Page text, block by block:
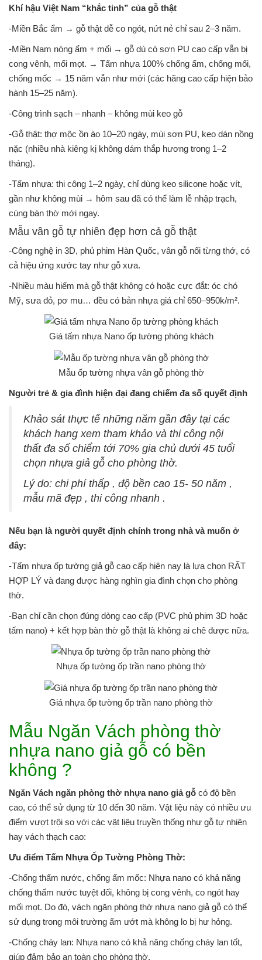
Khí hậu Việt Nam “khắc tinh” của gỗ thật
-Miền Bắc ẩm → gỗ thật dễ co ngót, nứt nẻ chỉ sau 2–3 năm.
-Miền Nam nóng ẩm + mối → gỗ dù có sơn PU cao cấp vẫn bị
cong vênh, mối mọt. → Tấm nhựa 100% chống ẩm, chống mối,
chống mốc → 15 năm vẫn như mới (các hãng cao cấp hiện bảo
hành 15–25 năm).
-Công trình sạch – nhanh – không mùi keo gỗ
-Gỗ thật: thợ mộc ồn ào 10–20 ngày, mùi sơn PU, keo dán nồng
nặc (nhiều nhà kiêng kị không dám thắp hương trong 1–2
tháng).
-Tấm nhựa: thi công 1–2 ngày, chỉ dùng keo silicone hoặc vít,
gần như không mùi → hôm sau đã có thể làm lễ nhập trạch,
cúng bàn thờ mới ngay.
Mẫu vân gỗ tự nhiên đẹp hơn cả gỗ thật
-Công nghệ in 3D, phủ phim Hàn Quốc, vân gỗ nổi từng thớ, có
cả hiệu ứng xước tay như gỗ xưa.
-Nhiều màu hiếm mà gỗ thật không có hoặc cực đắt: óc chó
Mỹ, sưa đỏ, pơ mu… đều có bản nhựa giá chỉ 650–950k/m².
Giá tấm nhựa Nano ốp tường phòng khách
Mẫu ốp tường nhựa vân gỗ phòng thờ
Người trẻ & gia đình hiện đại đang chiếm đa số quyết định
Khảo sát thực tế những năm gần đây tại các
khách hang xem tham khảo và thi công nội
thất đa số chiểm tới 70% gia chủ dưới 45 tuổi
chọn nhựa giả gỗ cho phòng thờ.
Lý do: chi phí thấp , độ bền cao 15- 50 năm ,
mẫu mã đẹp , thi công nhanh .
Nếu bạn là người quyết định chính trong nhà và muốn ở
đây:
-Tấm nhựa ốp tường giả gỗ cao cấp hiện nay là lựa chọn RẤT
HỢP LÝ và đang được hàng nghìn gia đình chọn cho phòng
thờ.
-Bạn chỉ cần chọn đúng dòng cao cấp (PVC phủ phim 3D hoặc
tấm nano) + kết hợp bàn thờ gỗ thật là không ai chê được nữa.
Nhựa ốp tường ốp trần nano phòng thờ
Giá nhựa ốp tường ốp trần nano phòng thờ
Mẫu Ngăn Vách phòng thờ
nhựa nano giả gỗ có bền
không ?
Ngăn Vách ngăn phòng thờ nhựa nano giả gỗ có độ bền
cao, có thể sử dụng từ 10 đến 30 năm. Vật liệu này có nhiều ưu
điểm vượt trội so với các vật liệu truyền thống như gỗ tự nhiên
hay vách thạch cao:
Ưu điểm Tấm Nhựa Ốp Tường Phòng Thờ:
-Chống thấm nước, chống ẩm mốc: Nhựa nano có khả năng
chống thấm nước tuyệt đối, không bị cong vênh, co ngót hay
mối mọt. Do đó, vách ngăn phòng thờ nhựa nano giả gỗ có thể
sử dụng trong môi trường ẩm ướt mà không lo bị hư hỏng.
-Chống cháy lan: Nhựa nano có khả năng chống cháy lan tốt,
giúp đảm bảo an toàn cho phòng thờ.